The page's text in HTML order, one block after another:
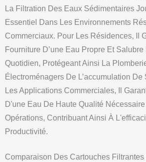
La Filtration Des Eaux Sédimentaires
Essentiel Dans Les Environnements
Commerciaux. Pour Les Résidences, Il
Fourniture D’une Eau Propre Et
Quotidien, Protégeant Ainsi La
Électroménagers De L’accumulation
Les Applications Commerciales, Il
D'une Eau De Haute Qualité
Opérations, Contribuant Ainsi À
Productivité.
Comparaison Des Cartouches